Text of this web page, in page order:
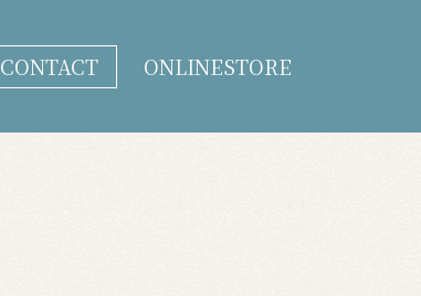
CONTACT ONLINESTORE